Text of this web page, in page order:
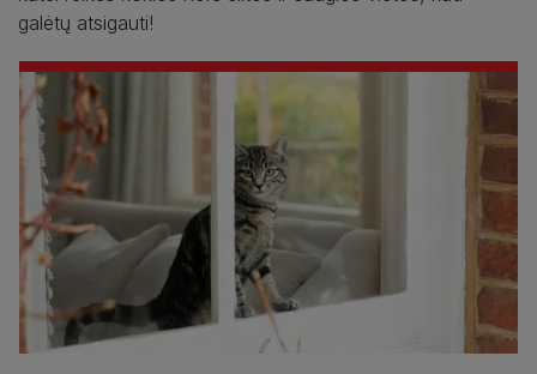
galėtų atsigauti!